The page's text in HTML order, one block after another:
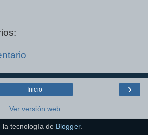
›
Inicio
Ver versión web
la tecnología de Blogger.